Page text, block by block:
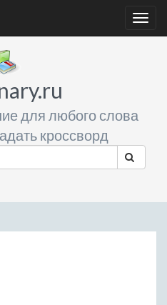
для любого слова
кроссворд